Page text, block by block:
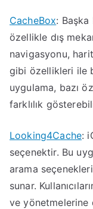
CacheBox: Başka
özellikle dış
navigasyonu,
gibi özellikleri ile
uygulama, bazı
farklılık
Looking4Cache:
seçenektir. Bu
arama
sunar.
ve yönetmelerine